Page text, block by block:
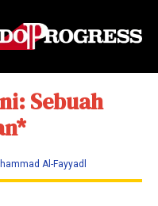
Sebuah
Al-Fayyadl